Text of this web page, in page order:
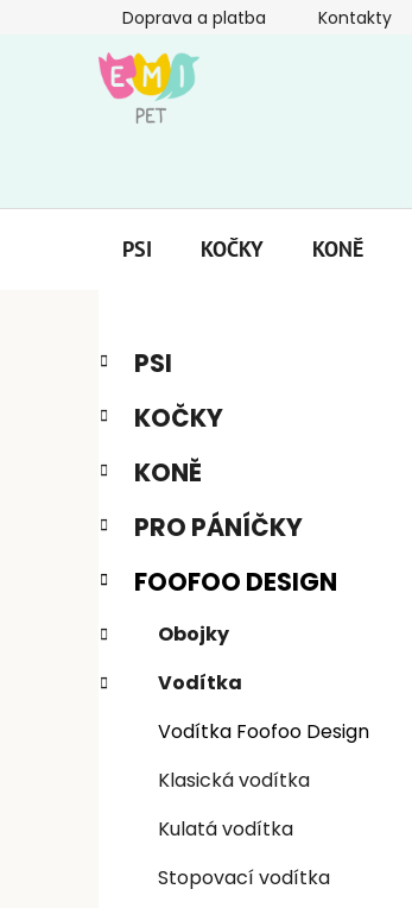
Doprava a platba Kontakty
PSI KOČKY KONĚ
P
s
r
n
n
í
p
n
Přeskočit
kategorie
K
a
e
o
i
PSI
KOČKY
KONĚ
PRO PÁNÍČKY
FOOFOO DESIGN
Obojky
Vodítka
Vodítka Foofoo Design
Klasická vodítka
Kulatá vodítka
Stopovací vodítka